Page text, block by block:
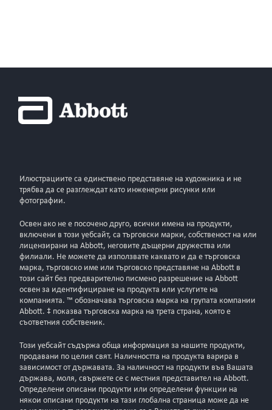
Илюстрациите са единствено представяне на художника и не
трябва да се разглеждат като инженерни рисунки или
фотографии.
Освен ако не е посочено друго, всички имена на продукти,
включени в този уебсайт, са търговски марки, собственост на или
лицензирани на Abbott, неговите дъщерни дружества или
филиали. Не можете да използвате каквато и да е търговска
марка, търговско име или търговско представяне на Abbott в
този сайт без предварително писмено разрешение на Abbott
освен за идентифициране на продукта или услугите на
компанията. ™ обозначава търговска марка на групата компании
Abbott. ‡ показва търговска марка на трета страна, която е
съответния собственик.
Този уебсайт съдържа обща информация за нашите продукти,
продавани по целия свят. Наличността на продукта варира в
зависимост от държавата. За наличност на продукти във Вашата
държава, моля, свържете се с местния представител на Abbott.
Определени описани продукти или определени функции на
някои описани продукти на тази глобална страница може да не